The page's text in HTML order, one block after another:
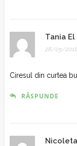
Tania El
28/05/2018
Ciresul din curtea
RĂSPUNDE
Nicoleta